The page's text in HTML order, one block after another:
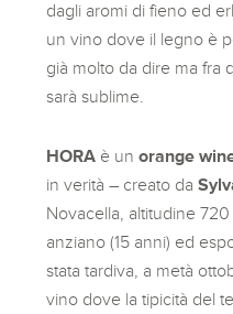
dagli aromi di fieno ed
un vino dove il legno è
già molto da dire ma fra
sarà sublime.
HORA è unorange
in verità – creato da
Novacella, altitudine
anziano (15 anni) ed
stata tardiva, a metà
vino dove la tipicità del